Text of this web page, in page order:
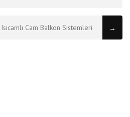
Isıcamlı Cam Balkon Sistemleri →